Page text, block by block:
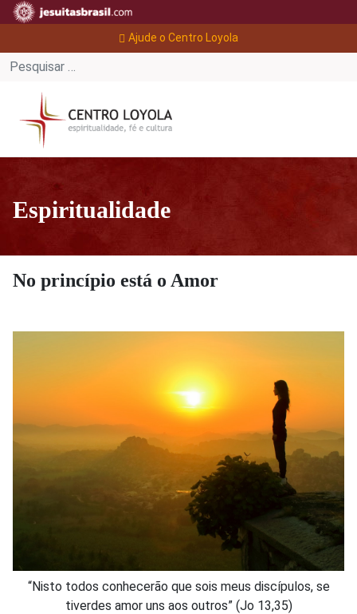
Ajude o Centro Loyola
Espiritualidade
No princípio está o Amor
“Nisto todos conhecerão que sois meus discípulos, se
tiverdes amor uns aos outros” (Jo 13,35)